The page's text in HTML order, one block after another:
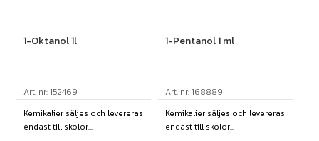
1-Oktanol 1l
Art. nr: 152469
Kemikalier säljes och levereras
endast till skolor...
1-Pentanol 1 ml
Art. nr: 168889
Kemikalier säljes och levereras
endast till skolor...